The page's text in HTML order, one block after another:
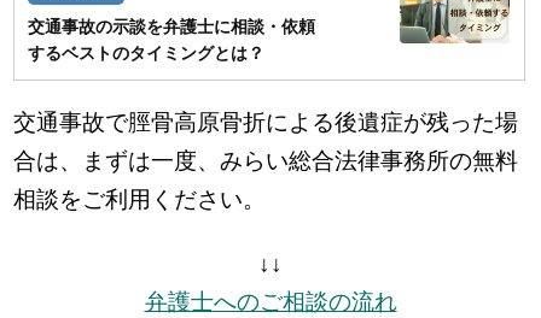
交通事故の示談を弁護士に相談・依頼
するベストのタイミングとは？
交通事故で脛骨高原骨折による後遺症が残った場
合は、まずは一度、みらい総合法律事務所の無料
相談をご利用ください。
↓↓
弁護士へのご相談の流れ